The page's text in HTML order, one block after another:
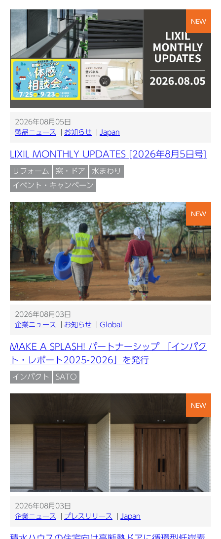
NEW
2026年08月05日
製品ニュース
お知らせ Japan
LIXIL MONTHLY UPDATES [2026年8月5日号]
リフォーム 窓・ドア
水まわり
イベント・キャンペーン
NEW
2026年08月03日
企業ニュース
お知らせ Global
MAKE A SPLASH! パートナーシップ 「インパク
ト・レポート2025-2026」を発行
インパクト SATO
NEW
2026年08月03日
企業ニュース
プレスリリース Japan